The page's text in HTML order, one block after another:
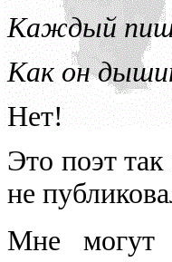
Каждый
Как он
Нет!
Это поэт
не
Мне могут